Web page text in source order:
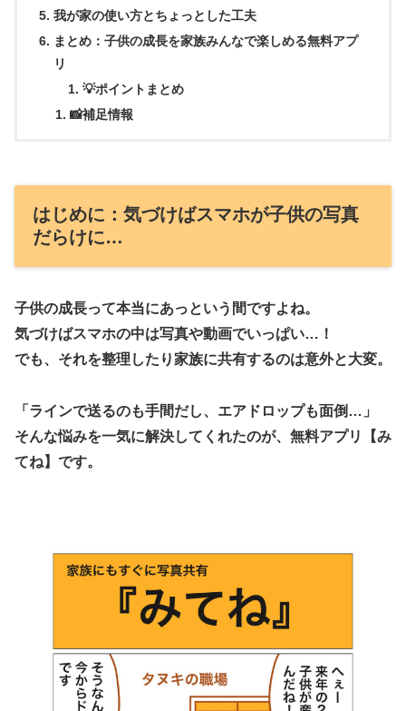
我が家の使い方とちょっとした工夫
まとめ：子供の成長を家族みんなで楽しめる無料アプ
リ
💡ポイントまとめ
📸補足情報
はじめに：気づけばスマホが子供の写真
だらけに…
子供の成長って本当にあっという間ですよね。
気づけばスマホの中は写真や動画でいっぱい…！
でも、それを整理したり家族に共有するのは意外と大変。
「ラインで送るのも手間だし、エアドロップも面倒…」
そんな悩みを一気に解決してくれたのが、無料アプリ【み
てね】です。